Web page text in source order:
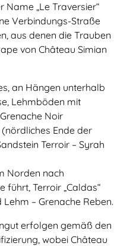
„Le Traversier“
Verbindungs-Straße
aus denen die Trauben
von Château Simian
an Hängen unterhalb
Lehmböden mit
Noir
(nördliches Ende der
Terroir – Syrah
Norden nach
führt, Terroir „Caldas“
– Grenache Reben.
erfolgen gemäß den
wobei Château